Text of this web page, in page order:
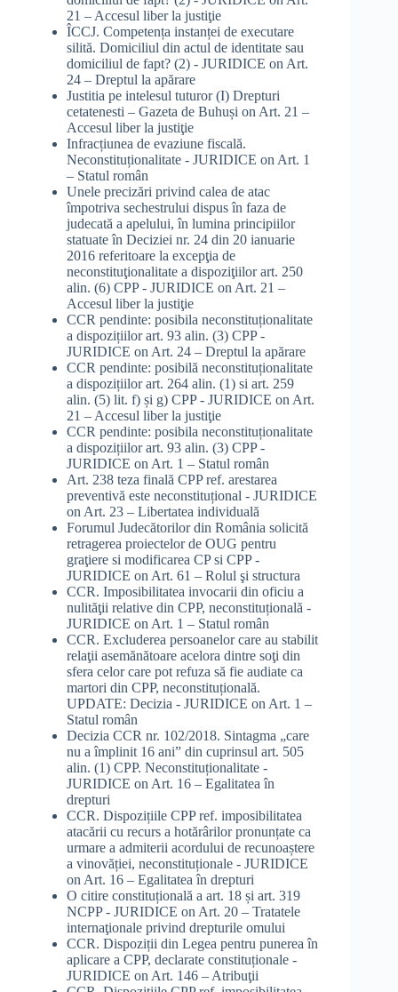
21 – Accesul liber la justiţie
ÎCCJ. Competența instanței de executare
silită. Domiciliul din actul de identitate sau
domiciliul de fapt? (2) - JURIDICE on Art.
24 – Dreptul la apărare
Justitia pe intelesul tuturor (I) Drepturi
cetatenesti – Gazeta de Buhuși on Art. 21 –
Accesul liber la justiţie
Infracțiunea de evaziune fiscală.
Neconstituționalitate - JURIDICE on Art. 1
– Statul român
Unele precizări privind calea de atac
împotriva sechestrului dispus în faza de
judecată a apelului, în lumina principiilor
statuate în Deciziei nr. 24 din 20 ianuarie
2016 referitoare la excepţia de
neconstituţionalitate a dispoziţiilor art. 250
alin. (6) CPP - JURIDICE on Art. 21 –
Accesul liber la justiţie
CCR pendinte: posibila neconstituționalitate
a dispozițiilor art. 93 alin. (3) CPP -
JURIDICE on Art. 24 – Dreptul la apărare
CCR pendinte: posibilă neconstituționalitate
a dispozițiilor art. 264 alin. (1) si art. 259
alin. (5) lit. f) și g) CPP - JURIDICE on Art.
21 – Accesul liber la justiţie
CCR pendinte: posibila neconstituționalitate
a dispozițiilor art. 93 alin. (3) CPP -
JURIDICE on Art. 1 – Statul român
Art. 238 teza finală CPP ref. arestarea
preventivă este neconstituțional - JURIDICE
on Art. 23 – Libertatea individuală
Forumul Judecătorilor din România solicită
retragerea proiectelor de OUG pentru
graţiere si modificarea CP si CPP -
JURIDICE on Art. 61 – Rolul şi structura
CCR. Imposibilitatea invocarii din oficiu a
nulităţii relative din CPP, neconstituțională -
JURIDICE on Art. 1 – Statul român
CCR. Excluderea persoanelor care au stabilit
relaţii asemănătoare acelora dintre soţi din
sfera celor care pot refuza să fie audiate ca
martori din CPP, neconstituțională.
UPDATE: Decizia - JURIDICE on Art. 1 –
Statul român
Decizia CCR nr. 102/2018. Sintagma „care
nu a împlinit 16 ani” din cuprinsul art. 505
alin. (1) CPP. Neconstituționalitate -
JURIDICE on Art. 16 – Egalitatea în
drepturi
CCR. Dispozițiile CPP ref. imposibilitatea
atacării cu recurs a hotărârilor pronunțate ca
urmare a admiterii acordului de recunoaștere
a vinovăției, neconstituționale - JURIDICE
on Art. 16 – Egalitatea în drepturi
O citire constituțională a art. 18 și art. 319
NCPP - JURIDICE on Art. 20 – Tratatele
internaţionale privind drepturile omului
CCR. Dispoziții din Legea pentru punerea în
aplicare a CPP, declarate constituționale -
JURIDICE on Art. 146 – Atribuţii